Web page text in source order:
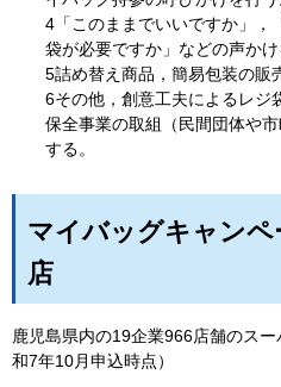
4「このままでいいですか」，
袋が必要ですか」などの声かけ
5詰め替え商品，簡易包装の販
6その他，創意工夫によるレジ
保全事業の取組（民間団体や
する。
マイバッグキャンペ
店
鹿児島県内の19企業966店舗のス
和7年10月申込時点）